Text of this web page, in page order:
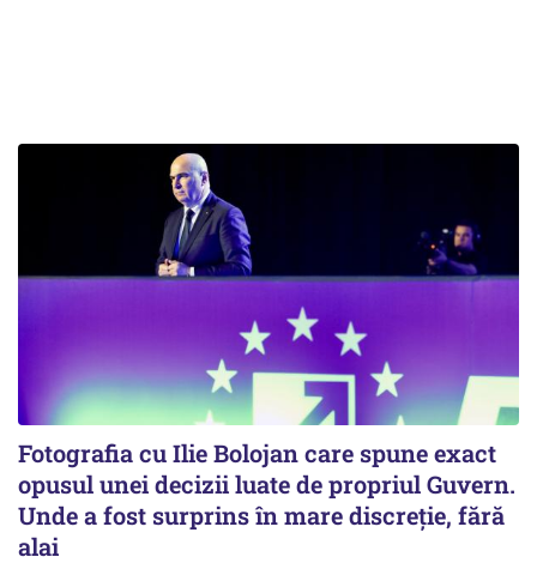
Fotografia cu Ilie Bolojan care spune exact
opusul unei decizii luate de propriul Guvern.
Unde a fost surprins în mare discreție, fără
alai